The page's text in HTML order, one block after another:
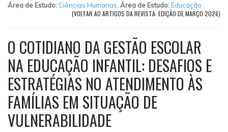
Área de Estudo: Ciências Humanas Área de Estudo:Educação
(VOLTAR AO ARTIGOS DA REVISTA: EDIÇÃO DE MARÇO 2026)
O COTIDIANO DA GESTÃO ESCOLAR
NA EDUCAÇÃO INFANTIL: DESAFIOS E
ESTRATÉGIAS NO ATENDIMENTO ÀS
FAMÍLIAS EM SITUAÇÃO DE
VULNERABILIDADE